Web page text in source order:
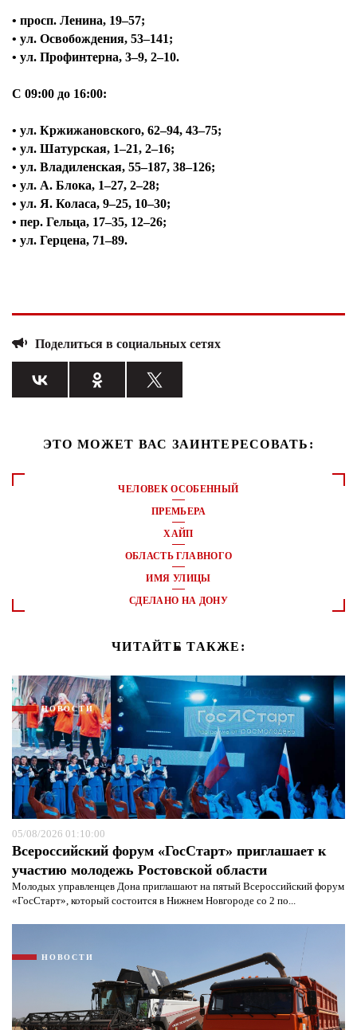
• просп. Ленина, 19–57;
• ул. Освобождения, 53–141;
• ул. Профинтерна, 3–9, 2–10.
С 09:00 до 16:00:
• ул. Кржижановского, 62–94, 43–75;
• ул. Шатурская, 1–21, 2–16;
• ул. Владиленская, 55–187, 38–126;
• ул. А. Блока, 1–27, 2–28;
• ул. Я. Коласа, 9–25, 10–30;
• пер. Гельца, 17–35, 12–26;
• ул. Герцена, 71–89.
Поделиться в социальных сетях
ЭТО МОЖЕТ ВАС ЗАИНТЕРЕСОВАТЬ:
ЧЕЛОВЕК ОСОБЕННЫЙ
ПРЕМЬЕРА
ХАЙП
ОБЛАСТЬ ГЛАВНОГО
ИМЯ УЛИЦЫ
СДЕЛАНО НА ДОНУ
ЧИТАЙТЕ ТАКЖЕ:
НОВОСТИ
05/08/2026 01:10:00
Всероссийский форум «ГосСтарт» приглашает к
участию молодежь Ростовской области
Молодых управленцев Дона приглашают на пятый Всероссийский форум
«ГосСтарт», который состоится в Нижнем Новгороде со 2 по...
НОВОСТИ